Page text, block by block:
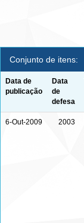
Conjunto de itens:
Data de
publicação
Data
de
defesa
6-Out-2009 2003